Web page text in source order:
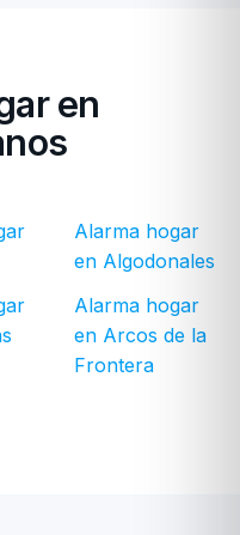
en
Alarma hogar
en Algodonales
Alarma hogar
en Arcos de la
Frontera